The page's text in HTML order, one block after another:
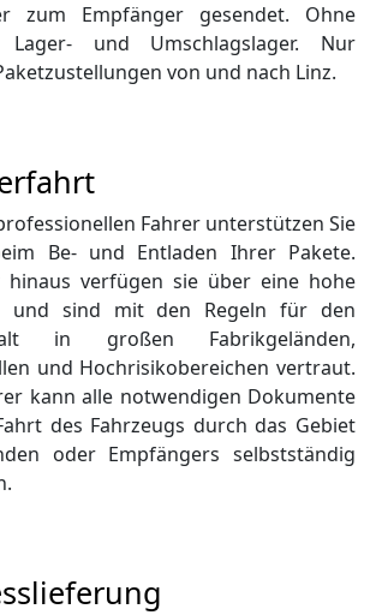
Fahrer unterstützen Sie
Be- und Entladen Ihrer Pakete.
hinaus verfügen sie über eine hohe
und sind mit den Regeln für den
in großen Fabrikgeländen,
und Hochrisikobereichen vertraut.
kann alle notwendigen Dokumente
des Fahrzeugs durch das Gebiet
oder Empfängers selbstständig
zum Empfänger gesendet. Ohne
Lager- und Umschlagslager. Nur
von und nach Linz.